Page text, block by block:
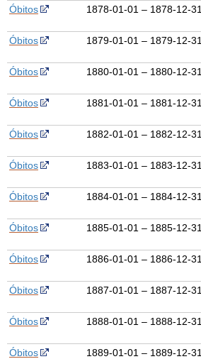
Óbitos 1878-01-01 – 1878-12-31
Óbitos 1879-01-01 – 1879-12-31
Óbitos 1880-01-01 – 1880-12-31
Óbitos 1881-01-01 – 1881-12-31
Óbitos 1882-01-01 – 1882-12-31
Óbitos 1883-01-01 – 1883-12-31
Óbitos 1884-01-01 – 1884-12-31
Óbitos 1885-01-01 – 1885-12-31
Óbitos 1886-01-01 – 1886-12-31
Óbitos 1887-01-01 – 1887-12-31
Óbitos 1888-01-01 – 1888-12-31
Óbitos 1889-01-01 – 1889-12-31